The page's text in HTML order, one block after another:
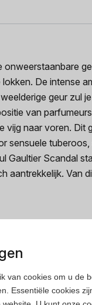
De intense
geur
van
naar voren.
Scandal
Van
Heren
van cookies om u de
Essentiële cookies